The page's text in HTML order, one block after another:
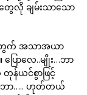
လို ချမ်းသာသော
အတွက် အသာအယာ
ြောလေ..မျိုး…ဘာ
န်ယင်စွာဖြင့်
ဘာ….. ဟုတ်တယ်